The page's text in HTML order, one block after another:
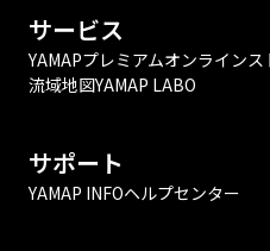
サービス
YAMAPプレミアムオンラインス
流域地図YAMAP LABO
サポート
YAMAP INFOヘルプセンター